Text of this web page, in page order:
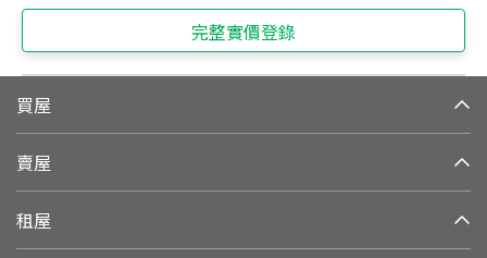
完整實價登錄
買屋
賣屋
租屋